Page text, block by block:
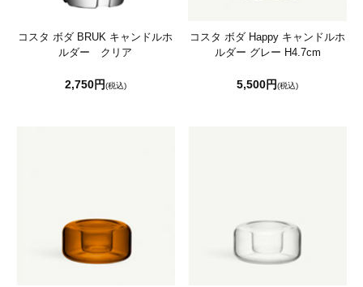
コスタ ボダ BRUK キャンドルホ
ルダー クリア
2,750円(税込)
コスタ ボダ Happy キャンドルホ
ルダー グレー H4.7cm
5,500円(税込)